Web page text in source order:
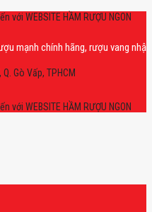
với WEBSITE HẦM RƯỢU NGON
chính hãng, rượu vang nhập khẩu
Gò Vấp, TPHCM
với WEBSITE HẦM RƯỢU NGON